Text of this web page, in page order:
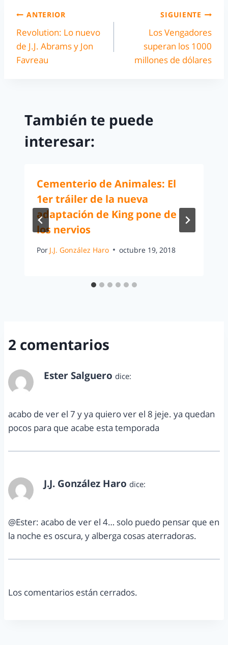
ANTERIOR
Revolution: Lo nuevo
de J.J. Abrams y Jon
Favreau
SIGUIENTE
Los Vengadores
superan los 1000
millones de dólares
También te puede
interesar:
Cementerio de Animales: El
1er tráiler de la nueva
adaptación de King pone de
los nervios
Por J.J. González Haro octubre 19, 2018
2 comentarios
Ester Salguero dice:
acabo de ver el 7 y ya quiero ver el 8 jeje. ya quedan
pocos para que acabe esta temporada
J.J. González Haro dice:
@Ester: acabo de ver el 4… solo puedo pensar que en
la noche es oscura, y alberga cosas aterradoras.
Los comentarios están cerrados.